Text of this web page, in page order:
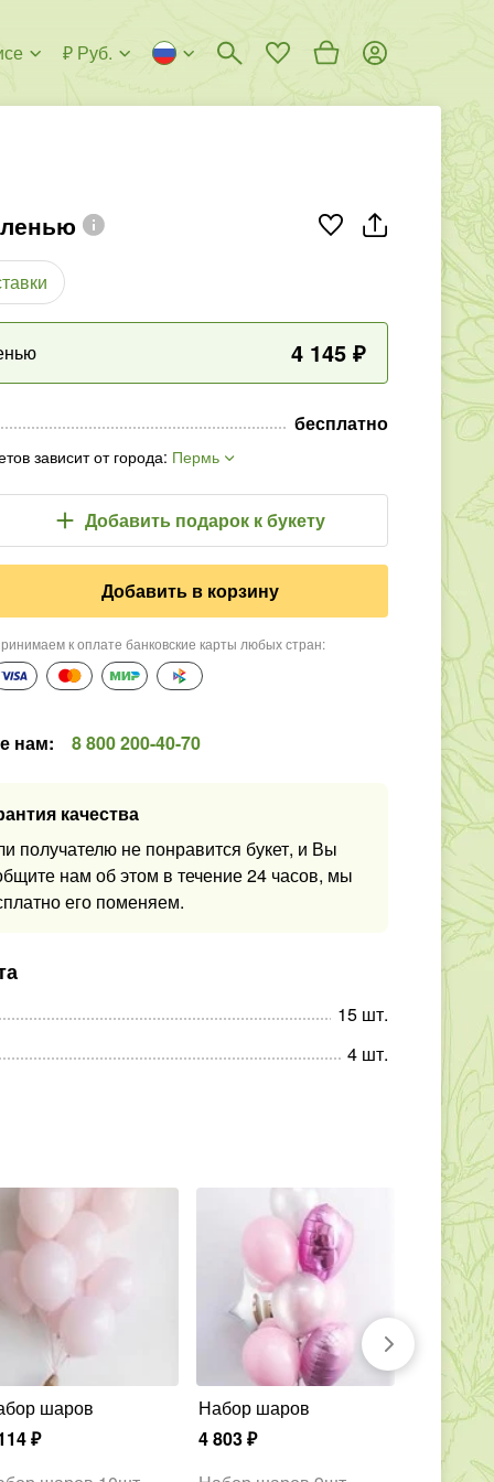
₽ Руб.
4 145 ₽
бесплатно
зависит от города: Пермь
Добавить подарок к букету
Добавить в корзину
к оплате банковские карты любых стран:
нам: 8 800 200-40-70
качества
получателю не понравится букет, и Вы
нам об этом в течение 24 часов, мы
его поменяем.
15 шт.
4 шт.
шаров
₽
Набор шаров
4 803₽
Набор
9 213